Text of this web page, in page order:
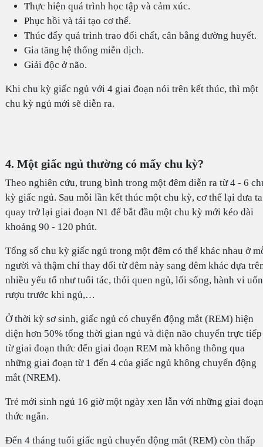
Thực hiện quá trình học tập và cảm xúc.
Phục hồi và tái tạo cơ thể.
Thúc đẩy quá trình trao đổi chất, cân bằng đường huyết.
Gia tăng hệ thống miễn dịch.
Giải độc ở não.
Khi chu kỳ giấc ngủ với 4 giai đoạn nói trên kết thúc, thì một
chu kỳ ngủ mới sẽ diễn ra.
4. Một giấc ngủ thường có mấy chu kỳ?
Theo nghiên cứu, trung bình trong một đêm diễn ra từ 4 - 6
kỳ giấc ngủ. Sau mỗi lần kết thúc một chu kỳ, cơ thể lại đưa ta
quay trở lại giai đoạn N1 để bắt đầu một chu kỳ mới kéo dài
khoảng 90 - 120 phút.
Tổng số chu kỳ giấc ngủ trong một đêm có thể khác nhau ở
người và thậm chí thay đổi từ đêm này sang đêm khác dựa
nhiều yếu tố như tuổi tác, thói quen ngủ, lối sống, hành vi
rượu trước khi ngủ,…
Ở thời kỳ sơ sinh, giấc ngủ có chuyển động mắt (REM) hiện
diện hơn 50% tổng thời gian ngủ và điện não chuyển trực tiếp
từ giai đoạn thức đến giai đoạn REM mà không thông qua
những giai đoạn từ 1 đến 4 của giấc ngủ không chuyển động
mắt (NREM).
Trẻ mới sinh ngủ 16 giờ một ngày xen lẫn với những giai đoạn
thức ngắn.
Đến 4 tháng tuổi giấc ngủ chuyển động mắt (REM) còn thấp